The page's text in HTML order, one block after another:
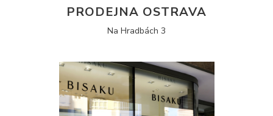
PRODEJNA OSTRAVA
Na Hradbách 3